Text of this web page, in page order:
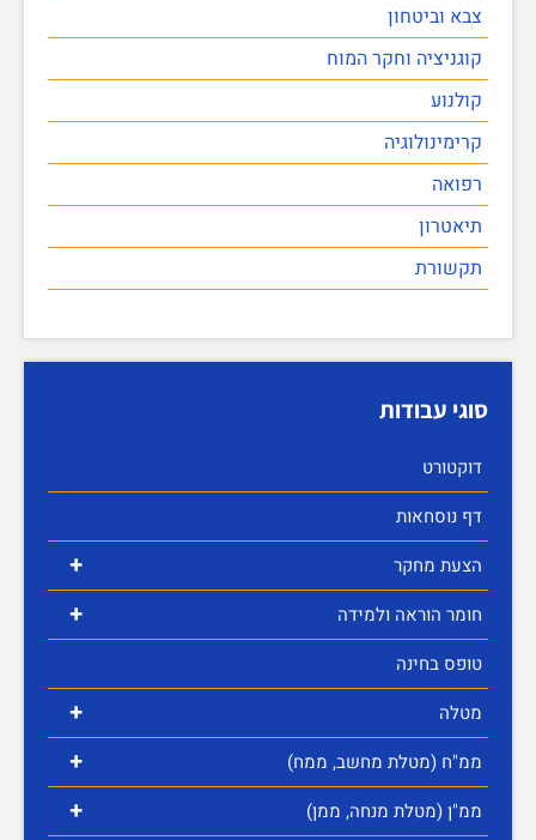
צבא וביטחון
קוגניציה וחקר המוח
קולנוע
קרימינולוגיה
רפואה
תיאטרון
תקשורת
סוגי עבודות
דוקטורט
דף נוסחאות
+ הצעת מחקר
+
חומר הוראה ולמידה
טופס בחינה
+ מטלה
+ ממ"ח (מטלת מחשב, ממח)
+
ממ"ן (מטלת מנחה, ממן)